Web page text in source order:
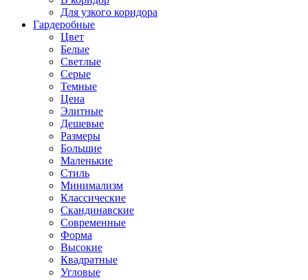
Для узкого коридора
Гардеробные
Цвет
Белые
Светлые
Серые
Темные
Цена
Элитные
Дешевые
Размеры
Большие
Маленькие
Стиль
Минимализм
Классические
Скандинавские
Современные
Форма
Высокие
Квадратные
Угловые